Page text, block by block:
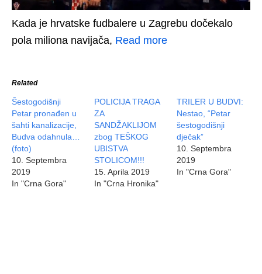
Kada je hrvatske fudbalere u Zagrebu dočekalo
pola miliona navijača, Read more
Related
Šestogodišnji
Petar pronađen u
šahti kanalizacije,
Budva odahnula…
(foto)
10. Septembra
2019
In "Crna Gora"
POLICIJA TRAGA
ZA
SANDŽAKLIJOM
zbog TEŠKOG
UBISTVA
STOLICOM!!!
15. Aprila 2019
In "Crna Hronika"
TRILER U BUDVI:
Nestao, “Petar
šestogodišnji
dječak”
10. Septembra
2019
In "Crna Gora"